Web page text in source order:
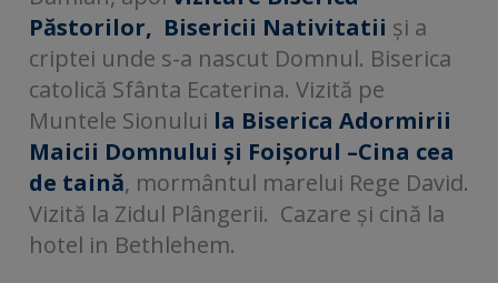
Păstorilor, Bisericii Nativitatii și a
criptei unde s-a nascut Domnul. Biserica
catolică Sfânta Ecaterina. Vizită pe
Muntele Sionului la Biserica Adormirii
Maicii Domnului și Foișorul –Cina cea
de taină, mormântul marelui Rege David.
Vizită la Zidul Plângerii. Cazare și cină la
hotel in Bethlehem.